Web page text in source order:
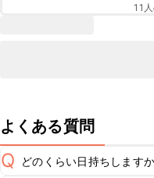
11
よくある質問
Q どのくらい日持ちします